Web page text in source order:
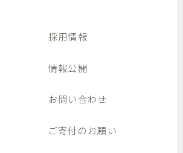
採用情報
情報公開
お問い合わせ
ご寄付のお願い